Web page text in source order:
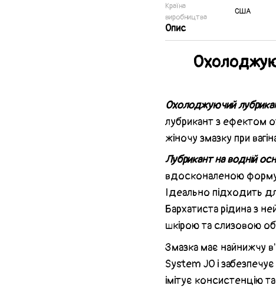
Країна
виробництва
США
Опис
Охолоджуючий
лубрикант з ефектом
жіночу змазку при
Лубрикант на водній
вдосконаленою
Ідеально підходить
Бархатиста рідина з
шкірою та слизовою
Змазка має найнижчу
System JO і
імітує консистенцію